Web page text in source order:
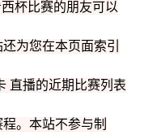
杯比赛的朋友可以
为您在本页面索引
直播的近期比赛列表
。本站不参与制